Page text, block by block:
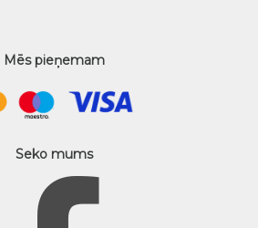
Mēs pieņemam
Seko mums